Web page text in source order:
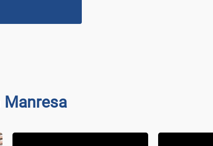
Manresa